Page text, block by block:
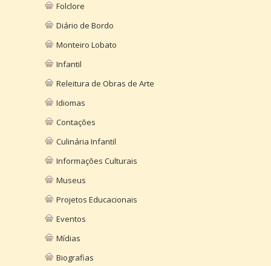
Folclore
Diário de Bordo
Monteiro Lobato
Infantil
Releitura de Obras de Arte
Idiomas
Contações
Culinária Infantil
Informações Culturais
Museus
Projetos Educacionais
Eventos
Mídias
Biografias